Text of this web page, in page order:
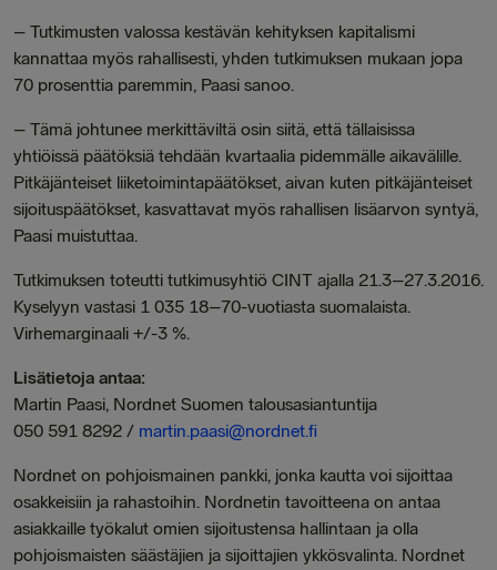
– Tutkimusten valossa kestävän kehityksen kapitalismi
kannattaa myös rahallisesti, yhden tutkimuksen mukaan jopa
70 prosenttia paremmin, Paasi sanoo.
– Tämä johtunee merkittäviltä osin siitä, että tällaisissa
yhtiöissä päätöksiä tehdään kvartaalia pidemmälle aikavälille.
Pitkäjänteiset liiketoimintapäätökset, aivan kuten pitkäjänteiset
sijoituspäätökset, kasvattavat myös rahallisen lisäarvon syntyä,
Paasi muistuttaa.
Tutkimuksen toteutti tutkimusyhtiö CINT ajalla 21.3–27.3.2016.
Kyselyyn vastasi 1 035 18–70-vuotiasta suomalaista.
Virhemarginaali +/-3 %.
Lisätietoja antaa:
Martin Paasi, Nordnet Suomen talousasiantuntija
050 591 8292 / martin.paasi@nordnet.fi
Nordnet on pohjoismainen pankki, jonka kautta voi sijoittaa
osakkeisiin ja rahastoihin. Nordnetin tavoitteena on antaa
asiakkaille työkalut omien sijoitustensa hallintaan ja olla
pohjoismaisten säästäjien ja sijoittajien ykkösvalinta. Nordnet